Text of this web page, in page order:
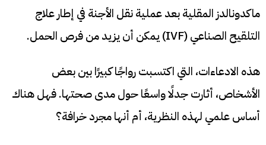
ماكدونالدز المقلية بعد عملية نقل الأجنة في إطار علاج
التلقيح الصناعي (IVF) يمكن أن يزيد من فرص الحمل.
هذه الادعاءات، التي اكتسبت رواجًا كبيرًا بين بعض
الأشخاص، أثارت جدلًا واسعًا حول مدى صحتها. فهل هناك
أساس علمي لهذه النظرية، أم أنها مجرد خرافة؟